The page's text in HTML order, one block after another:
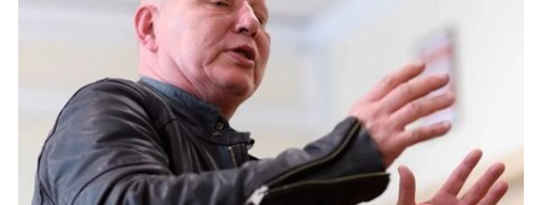
Коментарите
статиите
въвеждат